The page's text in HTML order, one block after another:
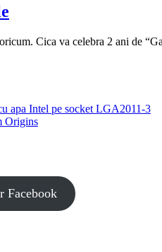
Cica va celebra 2 ani de
apa Intel pe socket LGA2011-3
Origins
Facebook